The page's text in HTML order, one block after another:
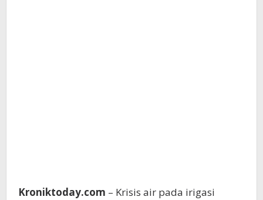
Kroniktoday.com – Krisis air pada irigasi